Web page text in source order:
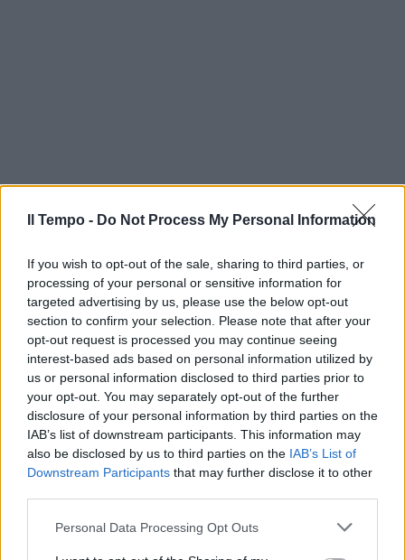
Il Tempo - Do Not Process My Personal Information
If you wish to opt-out of the sale, sharing to third parties, or
processing of your personal or sensitive information for
targeted advertising by us, please use the below opt-out
section to confirm your selection. Please note that after your
opt-out request is processed you may continue seeing
interest-based ads based on personal information utilized by
us or personal information disclosed to third parties prior to
your opt-out. You may separately opt-out of the further
disclosure of your personal information by third parties on the
IAB’s list of downstream participants. This information may
also be disclosed by us to third parties on the IAB’s List of
Downstream Participants that may further disclose it to other
Personal Data Processing Opt Outs